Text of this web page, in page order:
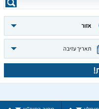
אזור
תאריך עזיבה